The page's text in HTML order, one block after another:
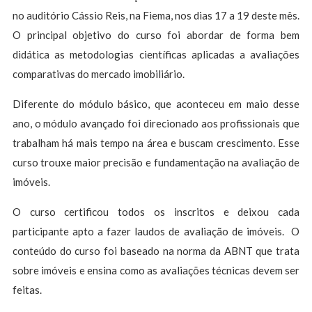
no auditório Cássio Reis, na Fiema, nos dias 17 a 19 deste mês.
O principal objetivo do curso foi abordar de forma bem
didática as metodologias científicas aplicadas a avaliações
comparativas do mercado imobiliário.
Diferente do módulo básico, que aconteceu em maio desse
ano, o módulo avançado foi direcionado aos profissionais que
trabalham há mais tempo na área e buscam crescimento. Esse
curso trouxe maior precisão e fundamentação na avaliação de
imóveis.
O curso certificou todos os inscritos e deixou cada
participante apto a fazer laudos de avaliação de imóveis. O
conteúdo do curso foi baseado na norma da ABNT que trata
sobre imóveis e ensina como as avaliações técnicas devem ser
feitas.